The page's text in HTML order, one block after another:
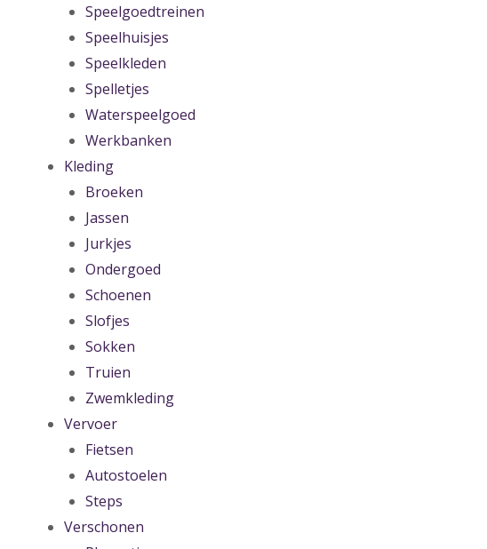
Speelgoedtreinen
Speelhuisjes
Speelkleden
Spelletjes
Waterspeelgoed
Werkbanken
Kleding
Broeken
Jassen
Jurkjes
Ondergoed
Schoenen
Slofjes
Sokken
Truien
Zwemkleding
Vervoer
Fietsen
Autostoelen
Steps
Verschonen